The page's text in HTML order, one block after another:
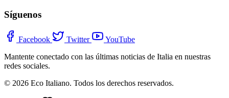
Síguenos
Facebook Twitter
YouTube
Mantente conectado con las últimas noticias de Italia en nuestras
redes sociales.
© 2026 Eco Italiano. Todos los derechos reservados.